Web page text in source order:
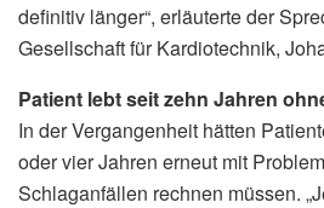
definitiv länger“, erläuterte der
Gesellschaft für Kardiotechnik,
Patient lebt seit zehn Jahren
In der Vergangenheit hätten
oder vier Jahren erneut mit
Schlaganfällen rechnen müssen.